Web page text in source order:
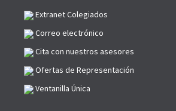
Extranet Colegiados
Correo electrónico
Cita con nuestros asesores
Ofertas de Representación
Ventanilla Única